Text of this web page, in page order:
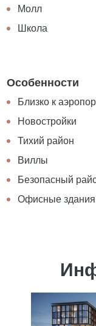
Молл
Школа
Особенности
Близко к
Новостройки
Тихий район
Виллы
Безопасный
Офисные здания